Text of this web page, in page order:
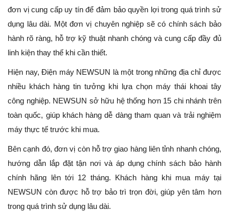
đơn vị cung cấp uy tín để đảm bảo quyền lợi trong quá trình sử
dụng lâu dài. Một đơn vị chuyên nghiệp sẽ có chính sách bảo
hành rõ ràng, hỗ trợ kỹ thuật nhanh chóng và cung cấp đầy đủ
linh kiện thay thế khi cần thiết.
Hiện nay, Điện máy NEWSUN là một trong những địa chỉ được
nhiều khách hàng tin tưởng khi lựa chọn máy thái khoai tây
công nghiệp. NEWSUN sở hữu hệ thống hơn 15 chi nhánh trên
toàn quốc, giúp khách hàng dễ dàng tham quan và trải nghiệm
máy thực tế trước khi mua.
Bên cạnh đó, đơn vị còn hỗ trợ giao hàng liên tỉnh nhanh chóng,
hướng dẫn lắp đặt tận nơi và áp dụng chính sách bảo hành
chính hãng lên tới 12 tháng. Khách hàng khi mua máy tại
NEWSUN còn được hỗ trợ bảo trì trọn đời, giúp yên tâm hơn
trong quá trình sử dụng lâu dài.